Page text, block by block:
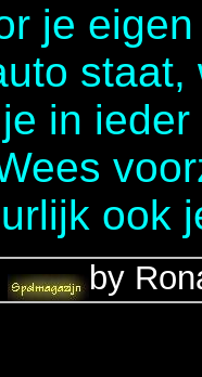
je
in
ook
by